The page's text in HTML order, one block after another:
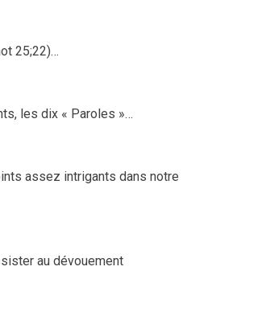
25;22)…
les dix « Paroles »…
assez intrigants dans notre
au dévouement